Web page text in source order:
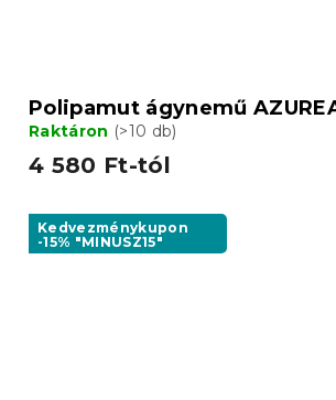
Polipamut ágynemű
Raktáron (>10 db)
4 580 Ft-tól
Kedvezménykupon
-15% "MINUSZ15"